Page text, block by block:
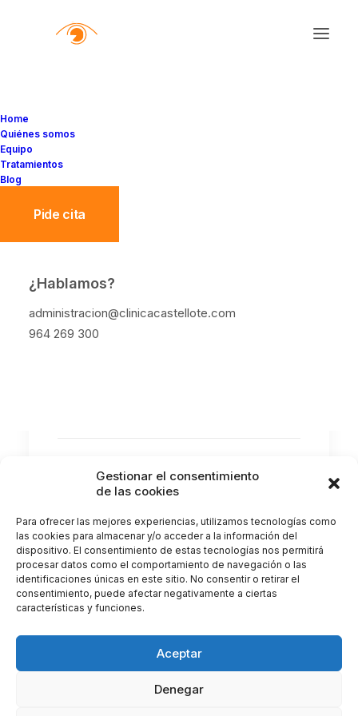
Gestionar el consentimiento
de las cookies
Para ofrecer las mejores experiencias, utilizamos tecnologías como
las cookies para almacenar y/o acceder a la información del
dispositivo. El consentimiento de estas tecnologías nos permitirá
procesar datos como el comportamiento de navegación o las
identificaciones únicas en este sitio. No consentir o retirar el
consentimiento, puede afectar negativamente a ciertas
características y funciones.
Aceptar
Denegar
Home
Quiénes somos
Equipo
Tratamientos
Blog
Pide cita
¿Hablamos?
administracion@clinicacastellote.com
964 269 300
BLEFAROPLASTIA
SUPERIOR, TODO LO QUE